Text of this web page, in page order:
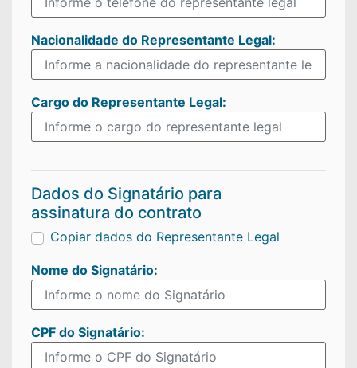
Nacionalidade do Representante Legal:
Cargo do Representante Legal:
Dados do Signatário para
assinatura do contrato
Copiar dados do Representante Legal
Nome do Signatário:
CPF do Signatário: